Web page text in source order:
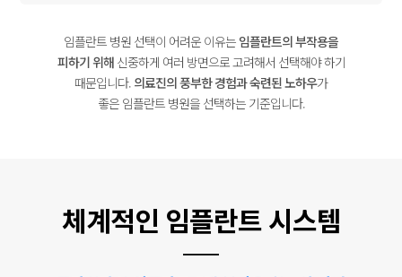
임플란트 병원 선택이 어려운 이유는 임플란트의 부작용을
피하기 위해신중하게 여러 방면으로 고려해서 선택해야 하기
때문입니다. 의료진의 풍부한 경험과 숙련된 노하우가
좋은 임플란트 병원을 선택하는 기준입니다.
체계적인 임플란트 시스템